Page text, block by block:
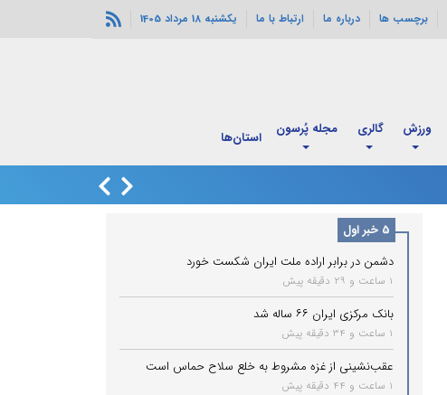
برچسب ها درباره ما ارتباط با ما یکشنبه 18 مرداد 1405
ورزش گالری مجله پُرسون استان‌ها
5 خبر اول
دشمن در برابر اراده ملت ایران شکست خورد
1 ساعت و 29 دقیقه پیش
بانک مرکزی ایران ۶۶ ساله شد
1 ساعت و 34 دقیقه پیش
عقب‌نشینی از غزه مشروط به خلع سلاح حماس است
1 ساعت و 44 دقیقه پیش